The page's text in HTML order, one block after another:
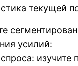
текущей
усилий:
изучите